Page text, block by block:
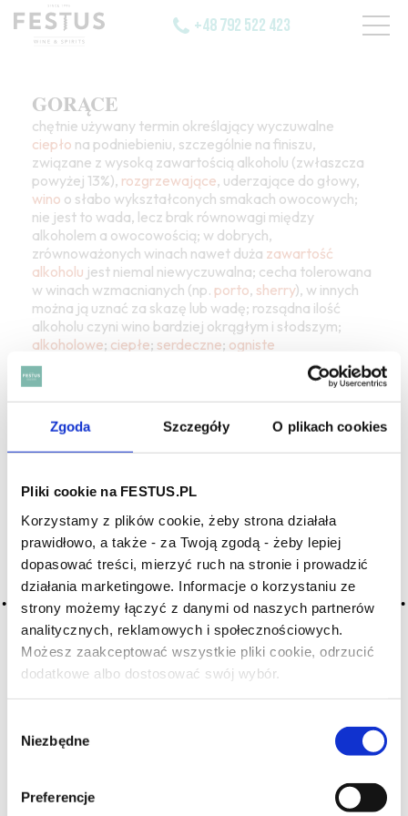
Zgoda Szczegóły O plikach cookies
Pliki cookie na FESTUS.PL
Korzystamy z plików cookie, żeby strona działała
prawidłowo, a także - za Twoją zgodą - żeby lepiej
dopasować treści, mierzyć ruch na stronie i prowadzić
działania marketingowe. Informacje o korzystaniu ze
strony możemy łączyć z danymi od naszych partnerów
analitycznych, reklamowych i społecznościowych.
Możesz zaakceptować wszystkie pliki cookie, odrzucić
dodatkowe albo dostosować swój wybór.
zgody
Niezbędne
Preferencje
Czy masz ukończone 18 lat?
+48 792 522 423
GORĄCE
chętnie używany termin określający wyczuwalne
ciepło na podniebieniu, szczególnie na finiszu,
związane z wysoką zawartością alkoholu (zwłaszcza
powyżej 13%), rozgrzewające, uderzające do głowy,
wino o słabo wykształconych smakach owocowych;
nie jest to wada, lecz brak równowagi między
alkoholem a owocowością; w dobrych,
zrównoważonych winach nawet duża zawartość
alkoholu jest niemal niewyczuwalna; cecha tolerowana
w winach wzmacnianych (np. porto, sherry), w innych
można ją uznać za skazę lub wadę; rozsądna ilość
alkoholu czyni wino bardziej okrągłym i słodszym;
alkoholowe; ciepłe; serdeczne; ogniste
SZUKAJ W SŁOWNIKU
HASŁA ALFABETYCZNIE:
WYBIERZ LITERĘ ALFABETU PONIŻEJ:
A B C-Ć D E F G
H I J K L-Ł M N
O-Ó P Q R S-Ś T
Z-Ź-Ż
słownika nowych haseł. Jeśli jakis termin stwarza